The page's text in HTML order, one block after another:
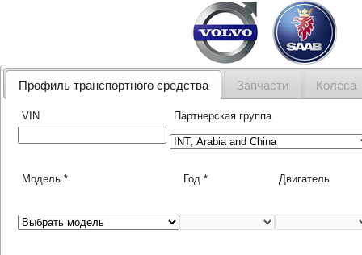
Профиль транспортного средства Запчасти Колеса
VIN Партнерская группа
Модель * Год * Двигатель